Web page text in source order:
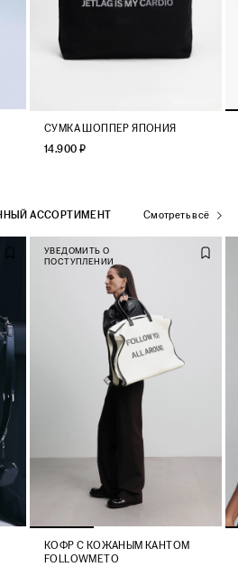
СУМКА ШОППЕР ЯПОНИЯ
14.900 ₽
АССОРТИМЕНТ Смотреть всё
УВЕДОМИТЬ О
ПОСТУПЛЕНИИ
КОФР С КОЖАНЫМ КАНТОМ
FOLLOWMETO